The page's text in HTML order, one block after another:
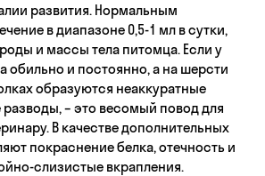
развития. Нормальным
в диапазоне 0,5-1 мл в сутки,
и массы тела питомца. Если у
обильно и постоянно, а на шерсти
образуются неаккуратные
– это весомый повод для
В качестве дополнительных
покраснение белка, отечность и
слизистые вкрапления.